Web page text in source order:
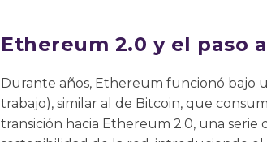
Ethereum 2.0 y el paso
Durante años, Ethereum funcionó bajo
trabajo), similar al de Bitcoin, que
transición hacia Ethereum 2.0, una